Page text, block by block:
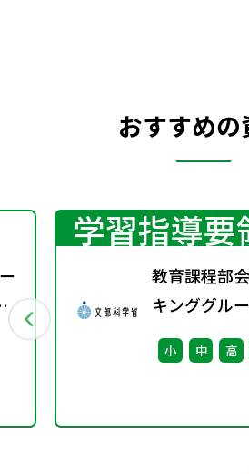
おすすめの
学習指導要
教育課程部
キンググル
回） 配付
数・数学ワ
催
小 中 高